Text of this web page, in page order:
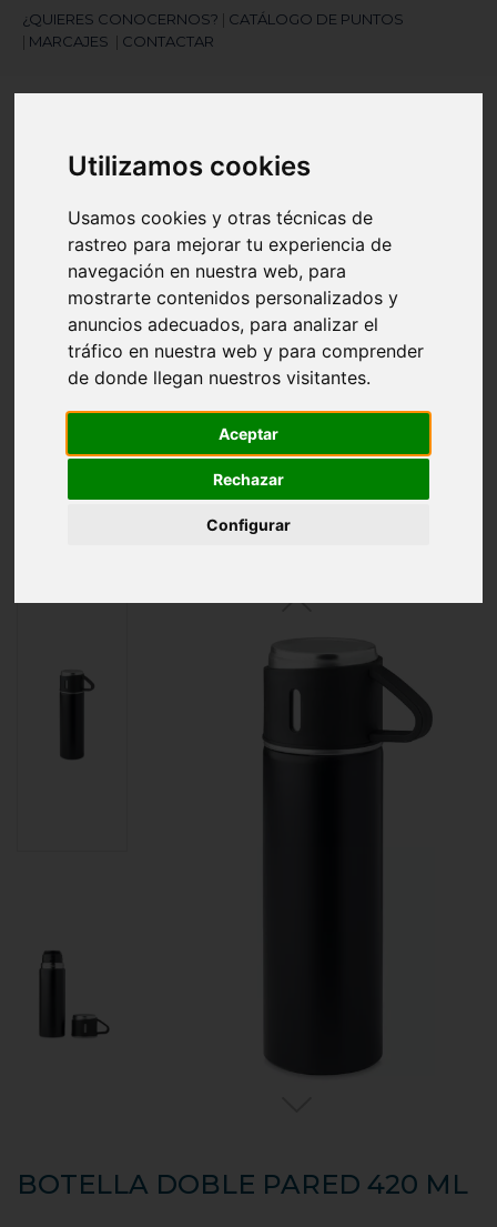
Utilizamos cookies
Usamos cookies y otras técnicas de
rastreo para mejorar tu experiencia de
navegación en nuestra web, para
mostrarte contenidos personalizados y
anuncios adecuados, para analizar el
tráfico en nuestra web y para comprender
de donde llegan nuestros visitantes.
Aceptar
Rechazar
Configurar
¿QUIERES CONOCERNOS? | CATÁLOGO DE PUNTOS
| MARCAJES | CONTACTAR
¿Necesitas ayuda?
945 121 003
Navegación
search
Inicio Botella doble pared 420 ml
BOTELLA DOBLE PARED 420 ML